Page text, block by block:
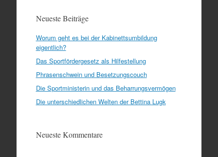
Neueste Beiträge
Worum geht es bei der Kabinettsumbildung
eigentlich?
Das Sportfördergesetz als Hilfestellung
Phrasenschwein und Besetzungscouch
Die Sportministerin und das Beharrungsvermögen
Die unterschiedlichen Welten der Bettina Lugk
Neueste Kommentare